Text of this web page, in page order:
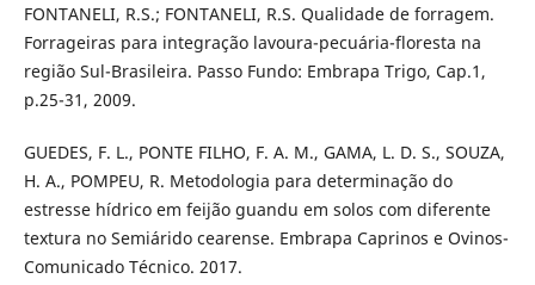
FONTANELI, R.S.; FONTANELI, R.S. Qualidade de forragem.
Forrageiras para integração lavoura-pecuária-floresta na
região Sul-Brasileira. Passo Fundo: Embrapa Trigo, Cap.1,
p.25-31, 2009.
GUEDES, F. L., PONTE FILHO, F. A. M., GAMA, L. D. S., SOUZA,
H. A., POMPEU, R. Metodologia para determinação do
estresse hídrico em feijão guandu em solos com diferente
textura no Semiárido cearense. Embrapa Caprinos e Ovinos-
Comunicado Técnico. 2017.